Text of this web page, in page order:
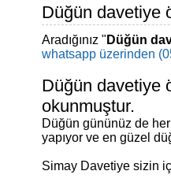
Düğün davetiye
Aradığınız " Düğün
whatsapp üzerinden
Düğün davetiye
okunmuştur.
Düğün gününüz de
yapıyor ve en güzel
Simay Davetiye sizin